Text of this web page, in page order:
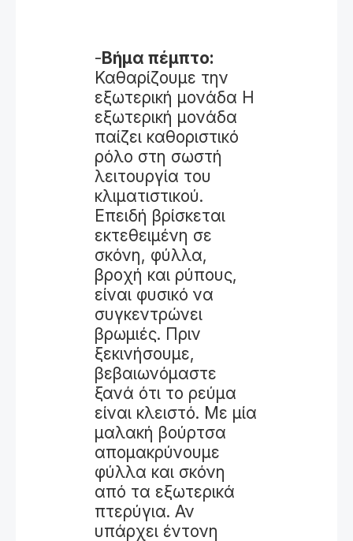
-Βήμα πέμπτο:
Καθαρίζουμε την
εξωτερική μονάδα Η
εξωτερική μονάδα
παίζει καθοριστικό
ρόλο στη σωστή
λειτουργία του
κλιματιστικού.
Επειδή βρίσκεται
εκτεθειμένη σε
σκόνη, φύλλα,
βροχή και ρύπους,
είναι φυσικό να
συγκεντρώνει
βρωμιές. Πριν
ξεκινήσουμε,
βεβαιωνόμαστε
ξανά ότι το ρεύμα
είναι κλειστό. Με μία
μαλακή βούρτσα
απομακρύνουμε
φύλλα και σκόνη
από τα εξωτερικά
πτερύγια. Αν
υπάρχει έντονη